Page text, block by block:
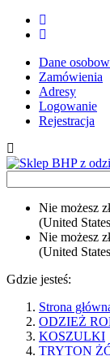
Dane
Zamówienia
Adresy
Logowanie
Rejestracja
Nie możesz
(United
Nie możesz
(United
Gdzie jesteś:
Strona
ODZIEŻ
KOSZULKI
TRYTON